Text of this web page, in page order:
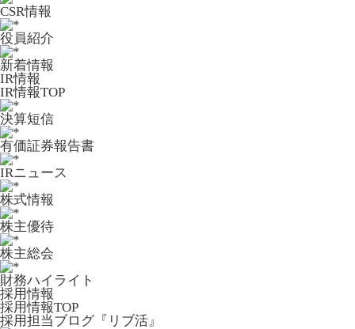
CSR情報
役員紹介
新着情報
IR情報
IR情報TOP
決算短信
有価証券報告書
IRニュース
株式情報
株主優待
株主総会
財務ハイライト
採用情報
採用情報TOP
採用担当ブログ『リブ活』